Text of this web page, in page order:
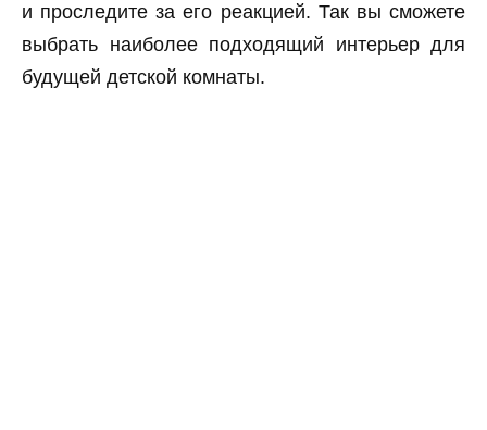
и проследите за его реакцией. Так вы сможете
выбрать наиболее подходящий интерьер для
будущей детской комнаты.